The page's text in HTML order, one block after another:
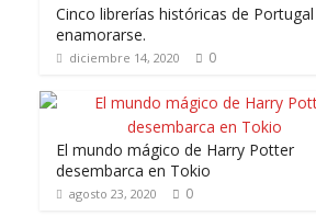
Cinco librerías históricas de
enamorarse.
diciembre 14, 2020 0
El mundo mágico de Harry Potter
desembarca en Tokio
agosto 23, 2020 0